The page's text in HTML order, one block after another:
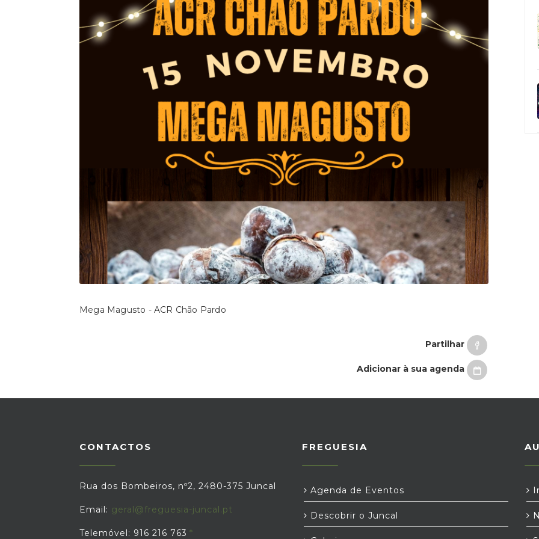
Mega Magusto - ACR Chão Pardo
Partilhar
Adicionar à sua agenda
CONTACTOS
Rua dos Bombeiros, nº2, 2480-375 Juncal
Email: geral@freguesia-juncal.pt
Telemóvel: 916 216 763
FREGUESIA
Agenda de Eventos
Descobrir o Juncal